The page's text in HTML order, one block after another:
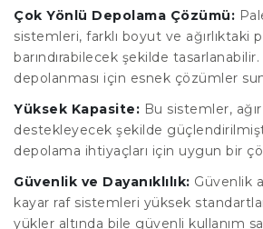
Çok Yönlü Depolama Çözümü:
sistemleri, farklı boyut ve ağırlıktaki
barındırabilecek şekilde
depolanması için esnek çözümler
Yüksek Kapasite: Bu sistemler,
destekleyecek şekilde
depolama ihtiyaçları için uygun bir
Güvenlik ve Dayanıklılık: Güvenlik
kayar raf sistemleri yüksek
yükler altında bile güvenli kullanım